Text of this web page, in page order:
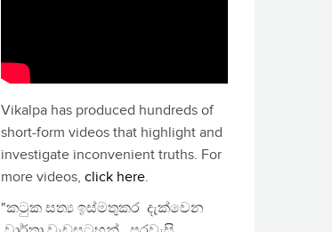
Vikalpa has produced hundreds of
short-form videos that highlight and
investigate inconvenient truths. For
more videos, click here.
"කටුක සත්‍ය ඉස්මතුකර දැක්වෙන